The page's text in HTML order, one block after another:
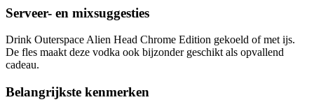
Serveer- en mixsuggesties
Drink Outerspace Alien Head Chrome Edition gekoeld of met ijs.
De fles maakt deze vodka ook bijzonder geschikt als opvallend
cadeau.
Belangrijkste kenmerken